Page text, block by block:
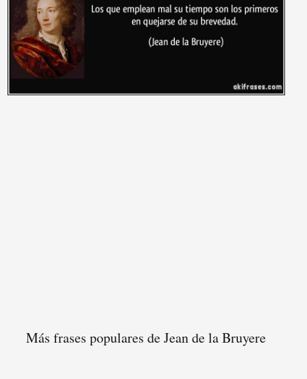
Más frases populares de Jean de la Bruyere